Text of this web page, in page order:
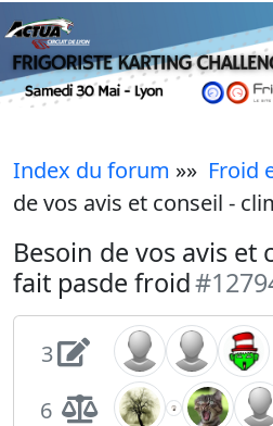
Index du forum »» Froid
de vos avis et conseil -
Besoin de vos avis et
fait pasde froid
3
6